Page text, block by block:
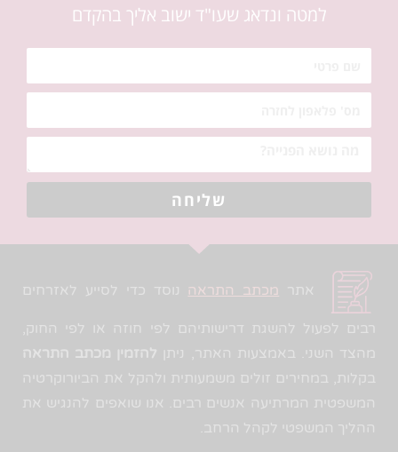
למטה ונדאג שעו"ד ישוב אליך בהקדם
שליחה
אתר מכתב התראה נוסד כדי לסייע לאזרחים
רבים לפעול להשגת דרישותיהם לפי חוזה או לפי החוק,
מהצד השני. באמצעות האתר, ניתן להזמין מכתב התראה
בקלות, במחירים זולים משמעותית ולהקל את הביורוקרטיה
המשפטית המרתיעה אנשים רבים. אנו שואפים להנגיש את
ההליך המשפטי לקהל הרחב.